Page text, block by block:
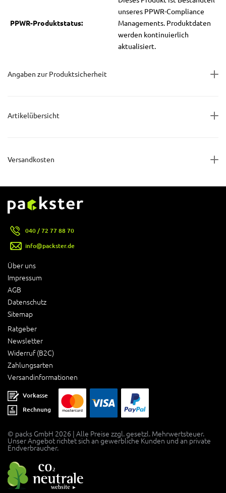
PPWR-Produktstatus:
unseres PPWR-Compliance
Managements. Produktdaten
werden kontinuierlich
aktualisiert.
Angaben zur Produktsicherheit
Artikelübersicht
Versandkosten
Über uns
Impressum
AGB
Datenschutz
Sitemap
Ratgeber
Newsletter
Widerruf (B2C)
Zahlungsarten
Versandinformationen
040 / 72 77 88 70
info@packster.de
Vorkasse
Rechnung
© packs GmbH 2026 | Alle Preise zzgl. gesetzl. Mehrwertsteuer.
Unser Angebot richtet sich an gewerbliche Kunden und an private
Endverbraucher.